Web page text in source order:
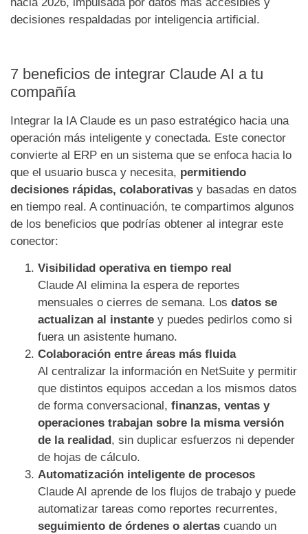
decisiones respaldadas por inteligencia artificial.
7 beneficios de integrar Claude AI a tu
compañía
Integrar la IA Claude es un paso estratégico hacia una
operación más inteligente y conectada. Este conector
convierte al ERP en un sistema que se enfoca hacia lo
que el usuario busca y necesita, permitiendo
decisiones rápidas, colaborativas y basadas en datos
en tiempo real. A continuación, te compartimos algunos
de los beneficios que podrías obtener al integrar este
conector:
Visibilidad operativa en tiempo real
Claude AI elimina la espera de reportes
mensuales o cierres de semana. Los datos se
actualizan al instante y puedes pedirlos como si
fuera un asistente humano.
Colaboración entre áreas más fluida
Al centralizar la información en NetSuite y permitir
que distintos equipos accedan a los mismos datos
de forma conversacional, finanzas, ventas y
operaciones trabajan sobre la misma versión
de la realidad , sin duplicar esfuerzos ni depender
de hojas de cálculo.
Automatización inteligente de procesos
Claude AI aprende de los flujos de trabajo y puede
automatizar tareas como reportes recurrentes,
seguimiento de órdenes o alertas cuando un